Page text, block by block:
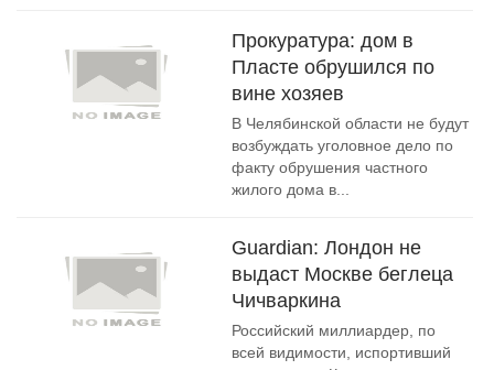
Прокуратура: дом в
Пласте обрушился по
вине хозяев
В Челябинской области не будут
возбуждать уголовное дело по
факту обрушения частного
жилого дома в...
Guardian: Лондон не
выдаст Москве беглеца
Чичваркина
Российский миллиардер, по
всей видимости, испортивший